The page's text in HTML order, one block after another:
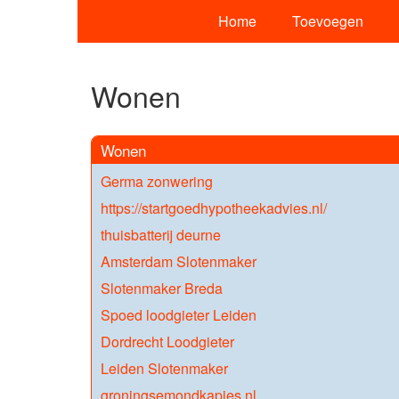
Home Toevoegen
Wonen
Wonen
Germa zonwering
https://startgoedhypotheekadvies.nl/
thuisbatterij deurne
Amsterdam Slotenmaker
Slotenmaker Breda
Spoed loodgieter Leiden
Dordrecht Loodgieter
Leiden Slotenmaker
groningsemondkapjes.nl